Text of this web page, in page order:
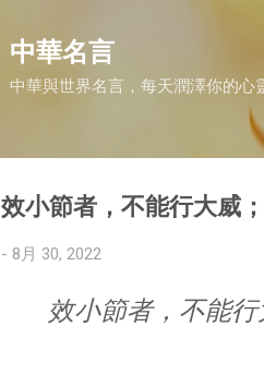
中華名言
中華與世界名言，每天潤澤你的心
效小節者，不能行大威
- 8月 30, 2022
效小節者，不能行